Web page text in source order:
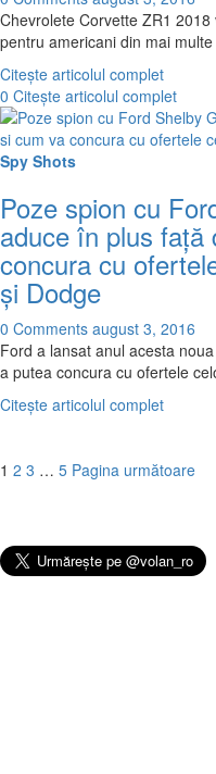
Chevrolete Corvette ZR1
pentru americani din mai
Citește articolul complet
0 Citește articolul complet
Spy Shots
Poze spion cu
aduce în plus față
concura cu
și Dodge
0 Comments august 3, 2016
Ford a lansat anul acesta
a putea concura cu ofertele
Citește articolul complet
1 2 3 … 5 Pagina următoare